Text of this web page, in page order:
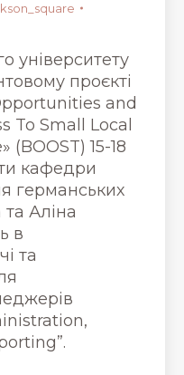
університету
проєкті
and
To Small Local
15-18
кафедри
германських
Аліна
в
та